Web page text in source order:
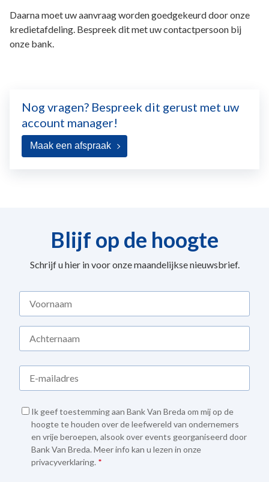
Daarna moet uw aanvraag worden goedgekeurd door onze
kredietafdeling. Bespreek dit met uw contactpersoon bij
onze bank.
Nog vragen? Bespreek dit gerust met uw
account manager!
Maak een afspraak
Blijf op de hoogte
Schrijf u hier in voor onze maandelijkse nieuwsbrief.
Ik geef toestemming aan Bank Van Breda om mij op de
hoogte te houden over de leefwereld van ondernemers
en vrije beroepen, alsook over events georganiseerd door
Bank Van Breda. Meer info kan u lezen in onze
privacyverklaring. *